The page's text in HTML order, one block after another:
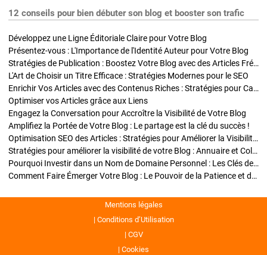
12 conseils pour bien débuter son blog et booster son trafic
Développez une Ligne Éditoriale Claire pour Votre Blog
Présentez-vous : L'Importance de l'Identité Auteur pour Votre Blog
Stratégies de Publication : Boostez Votre Blog avec des Articles Fréquents et Exclusifs
L'Art de Choisir un Titre Efficace : Stratégies Modernes pour le SEO
Enrichir Vos Articles avec des Contenus Riches : Stratégies pour Captiver et Optimiser
Optimiser vos Articles grâce aux Liens
Engagez la Conversation pour Accroître la Visibilité de Votre Blog
Amplifiez la Portée de Votre Blog : Le partage est la clé du succès !
Optimisation SEO des Articles : Stratégies pour Améliorer la Visibilité de Votre Blog
Stratégies pour améliorer la visibilité de votre Blog : Annuaire et Collaborations
Pourquoi Investir dans un Nom de Domaine Personnel : Les Clés de la Réussite de Votre Blog
Comment Faire Émerger Votre Blog : Le Pouvoir de la Patience et de la Persévérance
Mentions légales
Conditions d’Utilisation
CGV
Cookies